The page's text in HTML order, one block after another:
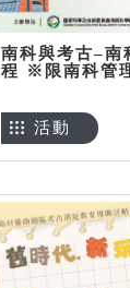
南科與考古–南
程 ※限南科管
活動